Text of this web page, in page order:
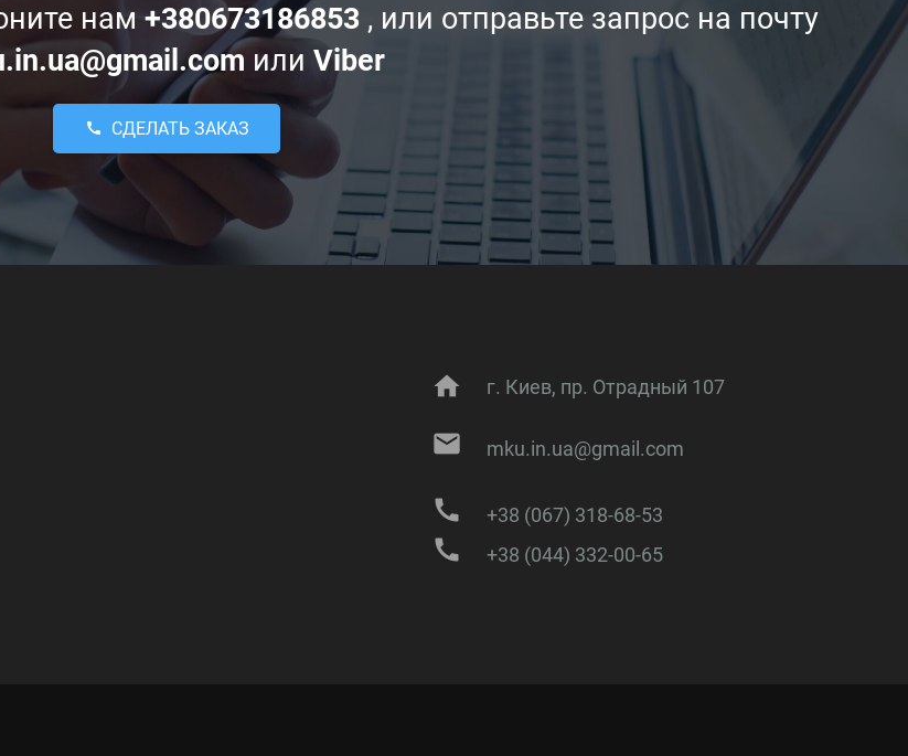
нам +380673186853 , или отправьте запрос на почту
или Viber
call СДЕЛАТЬ ЗАКАЗ
home г. Киев, пр. Отрадный 107
mail mku.in.ua@gmail.com
call +38 (067) 318-68-53
call +38 (044) 332-00-65